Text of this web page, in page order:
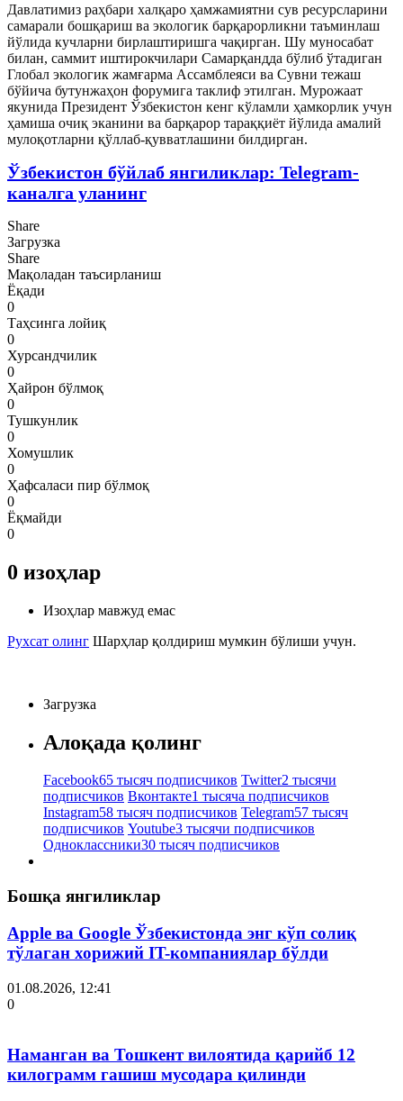
Давлатимиз раҳбари халқаро ҳамжамиятни сув ресурсларини
самарали бошқариш ва экологик барқарорликни таъминлаш
йўлида кучларни бирлаштиришга чақирган. Шу муносабат
билан, саммит иштирокчилари Самарқандда бўлиб ўтадиган
Глобал экологик жамғарма Ассамблеяси ва Сувни тежаш
бўйича бутунжаҳон форумига таклиф этилган. Мурожаат
якунида Президент Ўзбекистон кенг кўламли ҳамкорлик учун
ҳамиша очиқ эканини ва барқарор тараққиёт йўлида амалий
мулоқотларни қўллаб-қувватлашини билдирган.
Ўзбекистон бўйлаб янгиликлар: Telegram-
каналга уланинг
Share
Загрузка
Share
Мақоладан таъсирланиш
Ёқади
0
Таҳсинга лойиқ
0
Хурсандчилик
0
Ҳайрон бўлмоқ
0
Тушкунлик
0
Хомушлик
0
Ҳафсаласи пир бўлмоқ
0
Ёқмайди
0
0 изоҳлар
Изоҳлар мавжуд емас
Рухсат олинг Шарҳлар қолдириш мумкин бўлиши учун.
Загрузка
Алоқада қолинг
Facebook65 тысяч подписчиков Twitter2 тысячи
подписчиков Вконтакте1 тысяча подписчиков
Instagram58 тысяч подписчиков Telegram57 тысяч
подписчиков Youtube3 тысячи подписчиков
Одноклассники30 тысяч подписчиков
Бошқа янгиликлар
Apple ва Google Ўзбекистонда энг кўп солиқ
тўлаган хорижий IT-компаниялар бўлди
01.08.2026, 12:41
0
Наманган ва Тошкент вилоятида қарийб 12
килограмм гашиш мусодара қилинди